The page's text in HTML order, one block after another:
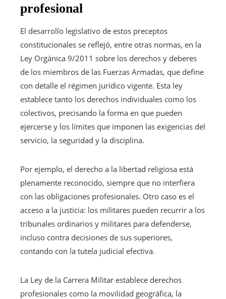
profesional
El desarrollo legislativo de estos preceptos
constitucionales se reflejó, entre otras normas, en la
Ley Orgánica 9/2011 sobre los derechos y deberes
de los miembros de las Fuerzas Armadas, que define
con detalle el régimen jurídico vigente. Esta ley
establece tanto los derechos individuales como los
colectivos, precisando la forma en que pueden
ejercerse y los límites que imponen las exigencias del
servicio, la seguridad y la disciplina.
Por ejemplo, el derecho a la libertad religiosa está
plenamente reconocido, siempre que no interfiera
con las obligaciones profesionales. Otro caso es el
acceso a la justicia: los militares pueden recurrir a los
tribunales ordinarios y militares para defenderse,
incluso contra decisiones de sus superiores,
contando con la tutela judicial efectiva.
La Ley de la Carrera Militar establece derechos
profesionales como la movilidad geográfica, la